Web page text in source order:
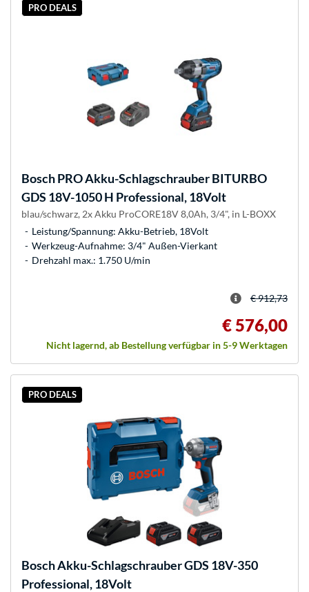
PRO DEALS
BoschPRO Akku-Schlagschrauber BITURBO
GDS 18V-1050 H Professional, 18Volt
blau/schwarz, 2x Akku ProCORE18V 8,0Ah, 3/4", in L-BOXX
Leistung/Spannung: Akku-Betrieb, 18Volt
Werkzeug-Aufnahme: 3/4" Außen-Vierkant
Drehzahl max.: 1.750 U/min
€ 912,73
€ 576,00
Nicht lagernd, ab Bestellung verfügbar in 5-9 Werktagen
PRO DEALS
BoschAkku-Schlagschrauber GDS 18V-350
Professional, 18Volt